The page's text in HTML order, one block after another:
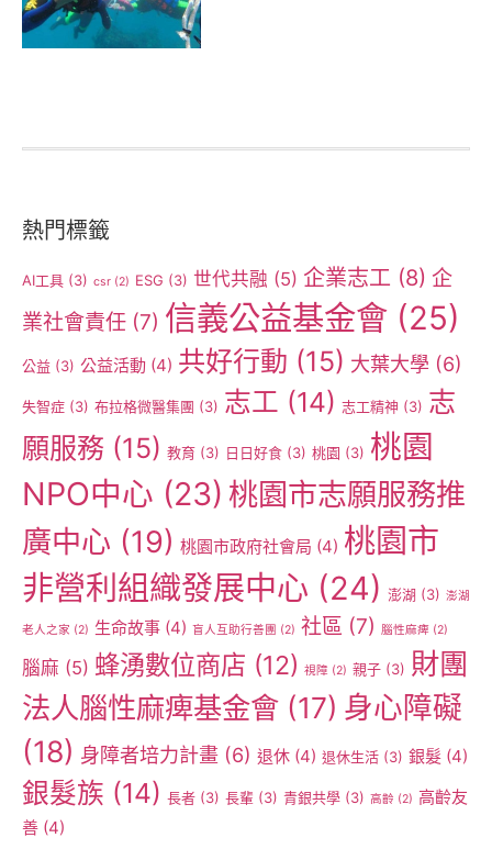
熱門標籤
AI工具 (3) csr (2) ESG (3) 世代共融 (5) 企業志工 (8) 企
業社會責任 (7) 信義公益基金會 (25)
公益 (3) 公益活動 (4) 共好行動 (15) 大葉大學 (6)
失智症 (3) 布拉格微醫集團 (3) 志工 (14) 志工精神 (3) 志
願服務 (15) 教育 (3) 日日好食 (3) 桃園 (3) 桃園
NPO中心 (23) 桃園市志願服務推
廣中心 (19) 桃園市政府社會局 (4) 桃園市
非營利組織發展中心 (24) 澎湖 (3) 澎湖
老人之家 (2) 生命故事 (4) 盲人互助行善團 (2) 社區 (7) 腦性麻痺 (2)
腦麻 (5) 蜂湧數位商店 (12) 視障 (2) 親子 (3) 財團
法人腦性麻痺基金會 (17) 身心障礙
(18) 身障者培力計畫 (6) 退休 (4) 退休生活 (3) 銀髮 (4)
銀髮族 (14) 長者 (3) 長輩 (3) 青銀共學 (3) 高齡 (2) 高齡友
善 (4)